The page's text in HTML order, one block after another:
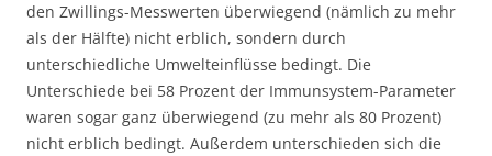
den Zwillings-Messwerten überwiegend (nämlich zu mehr
als der Hälfte) nicht erblich, sondern durch
unterschiedliche Umwelteinflüsse bedingt. Die
Unterschiede bei 58 Prozent der Immunsystem-Parameter
waren sogar ganz überwiegend (zu mehr als 80 Prozent)
nicht erblich bedingt. Außerdem unterschieden sich die